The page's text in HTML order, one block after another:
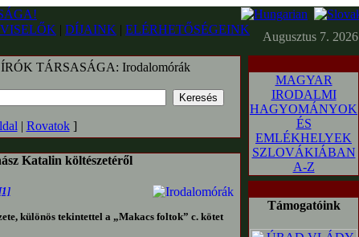
| DÍJAINK | ELÉRHETŐSÉGEINK
Augusztus 7. 2026
TÁRSASÁGA: Irodalomórák
| Rovatok]
Katalin költészetéről
különös tekintettel a „Makacs foltok” c. kötet
MAGYAR
IRODALMI
HAGYOMÁNYOK
ÉS
EMLÉKHELYEK
SZLOVÁKIÁBAN
A-Z
Támogatóink